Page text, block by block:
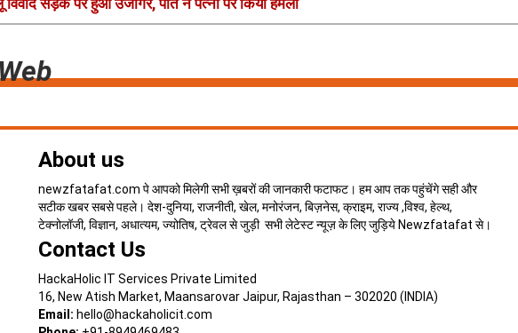
About us
newzfatafat.com पे आपको मिलेगी सभी ख़बरों की जानकारी फटाफट। हम आप तक पहुंचेंगे सही और
सटीक खबर सबसे पहले। देश-दुनिया, राजनीती, खेल, मनोरंजन, बिज़नेस, क्राइम, राज्य ,विश्व, हेल्थ,
टेक्नोलॉजी, विज्ञान, अधात्यम, ज्योतिष, ट्रेवल से जुड़ी सभी लेटेस्ट न्यूज़ के लिए जुड़िये Newzfatafat से।
Contact Us
HackaHolic IT Services Private Limited
16, New Atish Market, Maansarovar Jaipur, Rajasthan – 302020 (INDIA)
Email: hello@hackaholicit.com